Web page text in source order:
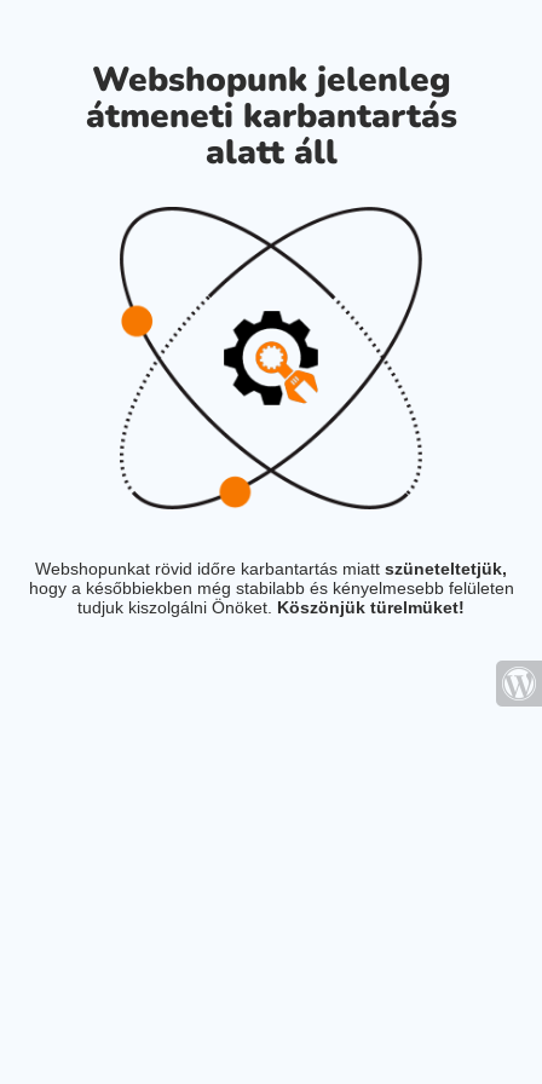
Webshopunk jelenleg
átmeneti karbantartás
alatt áll
Webshopunkat rövid időre karbantartás miatt szüneteltetjük,
hogy a későbbiekben még stabilabb és kényelmesebb felületen
tudjuk kiszolgálni Önöket. Köszönjük türelmüket!